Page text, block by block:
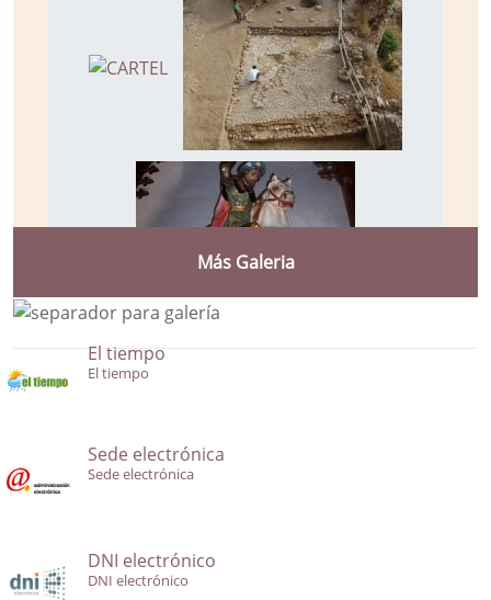
Más Galeria
El tiempo
El tiempo
Sede electrónica
Sede electrónica
DNI electrónico
DNI electrónico